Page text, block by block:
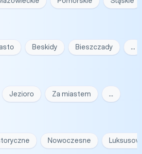
Beskidy Bieszczady …
Jezioro Za miastem …
Nowoczesne